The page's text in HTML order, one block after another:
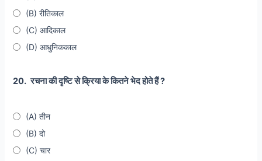
(B) रीतिकाल
(C) आदिकाल
(D) आधुनिककाल
20. रचना की दृष्टि से क्रिया के कितने भेद होते हैं ?
(A) तीन
(B) दो
(C) चार